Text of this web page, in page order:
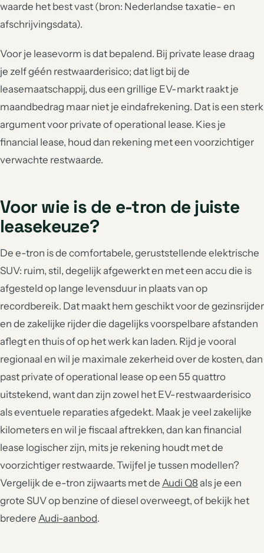
waarde het best vast (bron: Nederlandse taxatie- en
afschrijvingsdata).
Voor je leasevorm is dat bepalend. Bij private lease draag
je zelf géén restwaarderisico; dat ligt bij de
leasemaatschappij, dus een grillige EV-markt raakt je
maandbedrag maar niet je eindafrekening. Dat is een sterk
argument voor private of operational lease. Kies je
financial lease, houd dan rekening met een voorzichtiger
verwachte restwaarde.
Voor wie is de e-tron de juiste
leasekeuze?
De e-tron is de comfortabele, geruststellende elektrische
SUV: ruim, stil, degelijk afgewerkt en met een accu die is
afgesteld op lange levensduur in plaats van op
recordbereik. Dat maakt hem geschikt voor de gezinsrijder
en de zakelijke rijder die dagelijks voorspelbare afstanden
aflegt en thuis of op het werk kan laden. Rijd je vooral
regionaal en wil je maximale zekerheid over de kosten, dan
past private of operational lease op een 55 quattro
uitstekend, want dan zijn zowel het EV-restwaarderisico
als eventuele reparaties afgedekt. Maak je veel zakelijke
kilometers en wil je fiscaal aftrekken, dan kan financial
lease logischer zijn, mits je rekening houdt met de
voorzichtiger restwaarde. Twijfel je tussen modellen?
Vergelijk de e-tron zijwaarts met de Audi Q8 als je een
grote SUV op benzine of diesel overweegt, of bekijk het
bredere Audi-aanbod.